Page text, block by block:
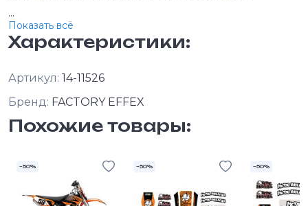
...
Показать всё
Характеристики:
Артикул: 14-11526
Бренд: FACTORY EFFEX
Похожие товары:
–50% –50% –50%